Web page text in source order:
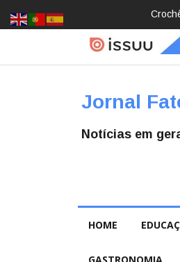
hobbies para desacelerarBrasil
Jornal
Notícias em
HOME